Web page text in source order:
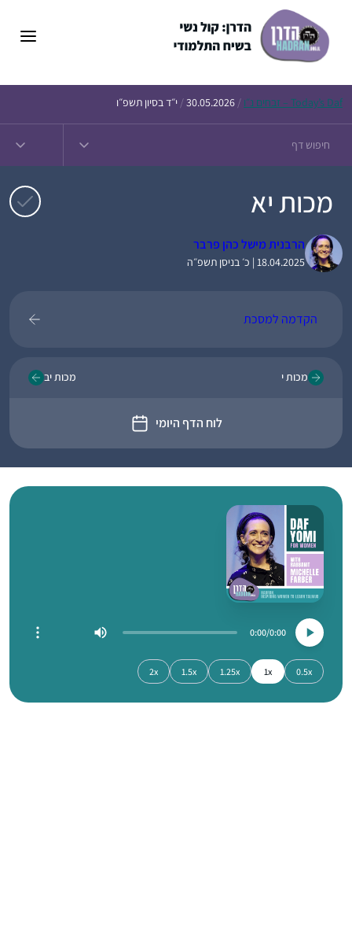
Today’s Daf – זבחים נ״ו /
30.05.2026
/ י״ד בסיון תשפ״ו
מכות יא
הרבנית מישל כהן פרבר
18.04.2025 | כ׳ בניסן תשפ״ה
הקדמה למסכת
מכות י
לוח הדף היומי
מכות יב
0:00
0:00
0.5x
1x
1.25x
1.5x
2x